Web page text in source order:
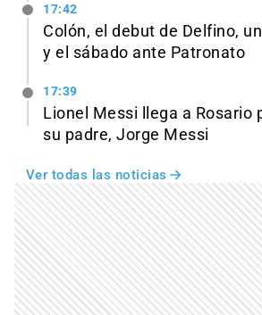
17:42
Colón, el debut de Delfino,
y el sábado ante Patronato
17:39
Lionel Messi llega a Rosario
su padre, Jorge Messi
Ver todas las noticias